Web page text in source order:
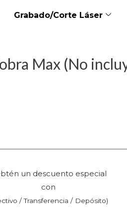
Grabado/Corte Láser
Max (No
un descuento especial
con
/ Transferencia / Depósito)